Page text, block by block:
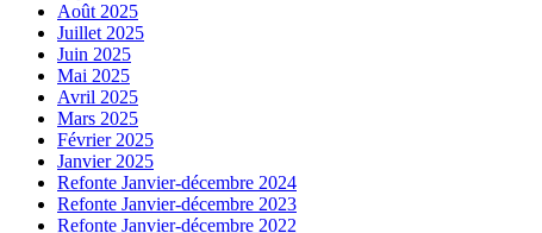
Août 2025
Juillet 2025
Juin 2025
Mai 2025
Avril 2025
Mars 2025
Février 2025
Janvier 2025
Refonte Janvier-décembre 2024
Refonte Janvier-décembre 2023
Refonte Janvier-décembre 2022